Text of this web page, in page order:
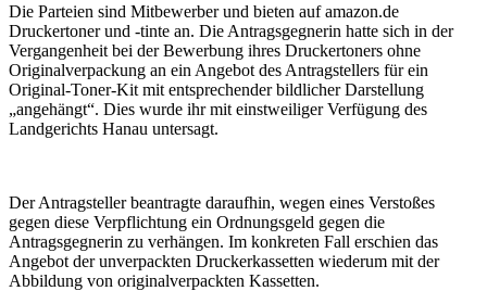
Die Parteien sind Mitbewerber und bieten auf amazon.de
Druckertoner und -tinte an. Die Antragsgegnerin hatte sich in der
Vergangenheit bei der Bewerbung ihres Druckertoners ohne
Originalverpackung an ein Angebot des Antragstellers für ein
Original-Toner-Kit mit entsprechender bildlicher Darstellung
„angehängt“. Dies wurde ihr mit einstweiliger Verfügung des
Landgerichts Hanau untersagt.
Der Antragsteller beantragte daraufhin, wegen eines Verstoßes
gegen diese Verpflichtung ein Ordnungsgeld gegen die
Antragsgegnerin zu verhängen. Im konkreten Fall erschien das
Angebot der unverpackten Druckerkassetten wiederum mit der
Abbildung von originalverpackten Kassetten.